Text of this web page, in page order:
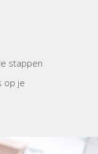
stappen
op je